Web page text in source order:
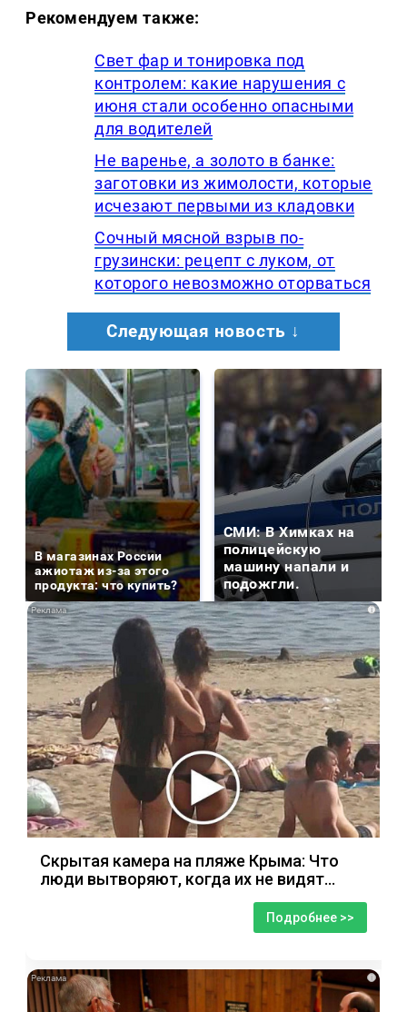
Рекомендуем также:
Свет фар и тонировка под
контролем: какие нарушения с
июня стали особенно опасными
для водителей
Не варенье, а золото в банке:
заготовки из жимолости, которые
исчезают первыми из кладовки
Сочный мясной взрыв по-
грузински: рецепт с луком, от
которого невозможно оторваться
Следующая новость ↓
В магазинах России
ажиотаж из-за этого
продукта: что купить?
СМИ: В Химках на
полицейскую
машину напали и
подожгли.
i
Скрытая камера на пляже Крыма: Что
люди вытворяют, когда их не видят...
Подробнее >>
i